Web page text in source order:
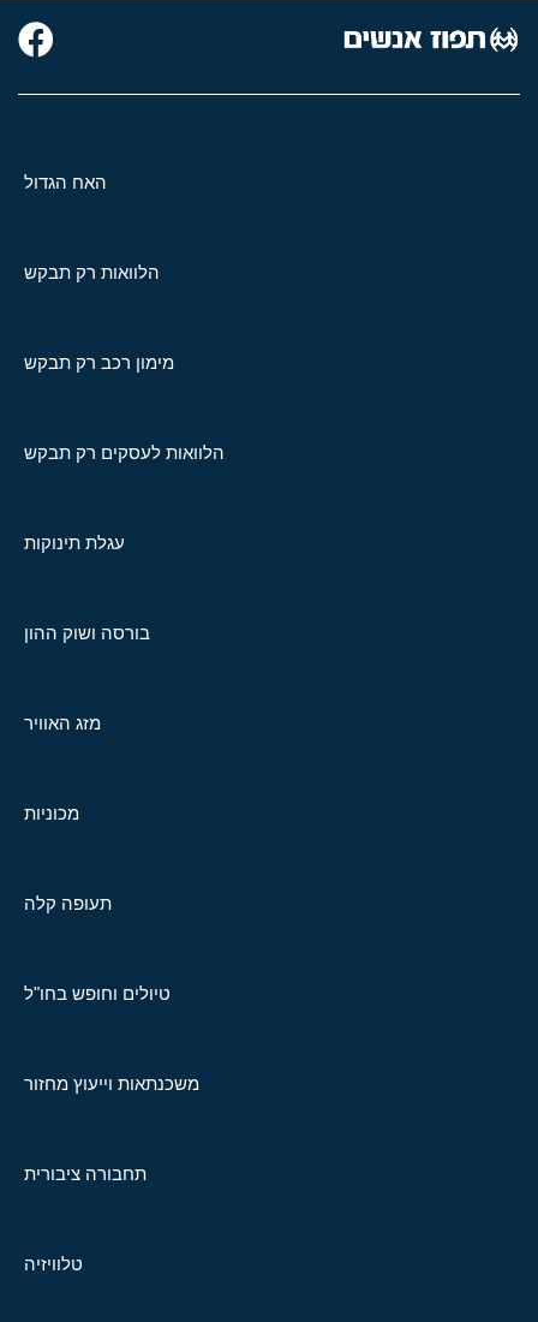
האח הגדול
הלוואות רק תבקש
מימון רכב רק תבקש
הלוואות לעסקים רק תבקש
עגלת תינוקות
בורסה ושוק ההון
מזג האוויר
מכוניות
תעופה קלה
טיולים וחופש בחו"ל
משכנתאות וייעוץ מחזור
תחבורה ציבורית
טלוויזיה